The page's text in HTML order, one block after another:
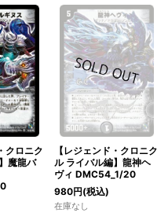
む
クロニク
魔龍バ
【レジェンド・クロニク
ル ライバル編】龍神ヘ
ヴィ DMC54_1/20
980円(税込)
在庫なし